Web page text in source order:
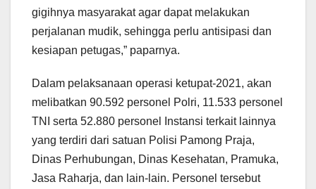
gigihnya masyarakat agar dapat melakukan
perjalanan mudik, sehingga perlu antisipasi dan
kesiapan petugas,” paparnya.
Dalam pelaksanaan operasi ketupat-2021, akan
melibatkan 90.592 personel Polri, 11.533 personel
TNI serta 52.880 personel Instansi terkait lainnya
yang terdiri dari satuan Polisi Pamong Praja,
Dinas Perhubungan, Dinas Kesehatan, Pramuka,
Jasa Raharja, dan lain-lain. Personel tersebut